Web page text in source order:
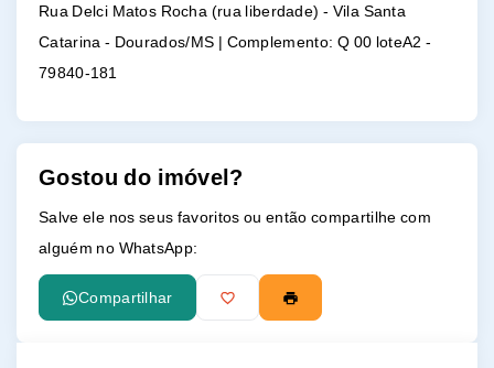
Rua Delci Matos Rocha (rua liberdade) - Vila Santa
Catarina - Dourados/MS | Complemento: Q 00 loteA2 -
79840-181
Gostou do imóvel?
Salve ele nos seus favoritos ou então compartilhe com
alguém no WhatsApp:
Compartilhar